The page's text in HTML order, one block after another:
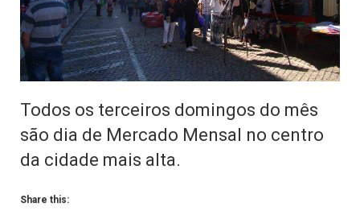
Todos os terceiros domingos do mês
são dia de Mercado Mensal no centro
da cidade mais alta.
Share this: